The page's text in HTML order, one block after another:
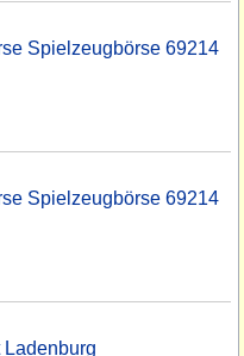
Spielzeugbörse 69214
Spielzeugbörse 69214